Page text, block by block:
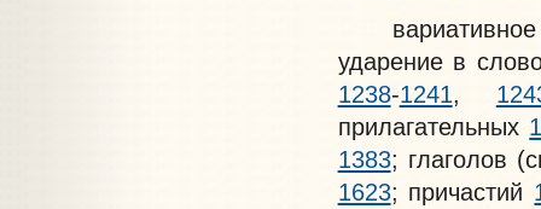
вариативное
ударение в
1238-1241,
прилагательных
1383; глаголов
1623; причастий